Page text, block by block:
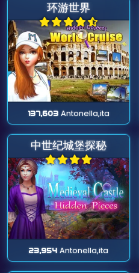
环游世界
137,603 Antonella,ita
中世纪城堡探秘
23,954Antonella,ita